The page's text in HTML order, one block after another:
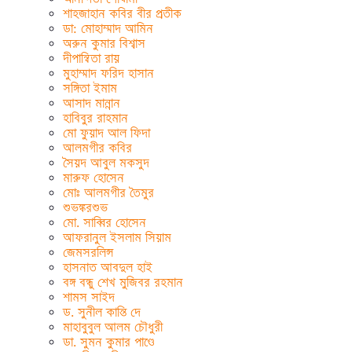
শাহজাহান কবির বীর প্রতীক
ডা: মোহাম্মাদ আমিন
অরুন কুমার বিশ্বাস
দীপান্বিতা রায়
মুহাম্মাদ ফরিদ হাসান
সঙ্গিতা ইমাম
আসাদ মান্নান
হাবিবুর রাহমান
মো ফুয়াদ আল ফিদা
আলমগীর কবির
সৈয়দ আবুল মকসুদ
মারুফ হোসেন
মোঃ আলমগীর তৈমুর
শুভঙ্করশুভ
মো. সাব্বির হোসেন
আফরানুল ইসলাম সিয়াম
জেমসরলিন্স
হাসনাত আবদুল হাই
বঙ্গ বন্ধু শেখ মুজিবর রহমান
শামস সাইদ
ড. সুনীল কান্তি দে
মাহাবুবুল আলম চৌধুরী
ডা. সুমন কুমার পাণ্ডে